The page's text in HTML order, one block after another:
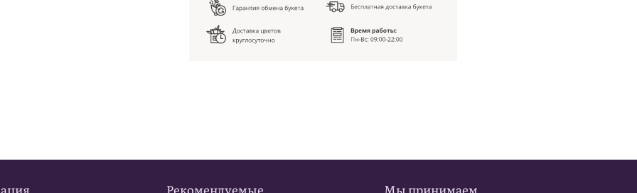
Рекомендуемые Мы принимаем